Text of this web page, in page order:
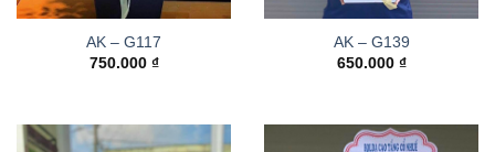
AK – G117
750.000 ₫
AK – G139
650.000 ₫